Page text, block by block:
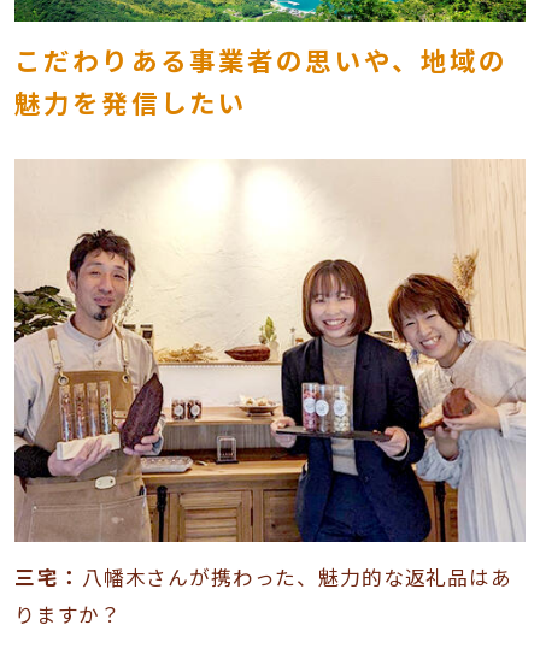
こだわりある事業者の思いや、地域の
魅力を発信したい
三宅： 八幡木さんが携わった、魅力的な返礼品はあ
りますか？